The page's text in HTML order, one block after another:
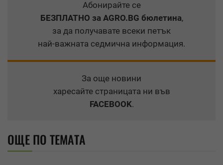
Абонирайте се
БЕЗПЛАТНО за AGRO.BG бюлетина,
за да получавате всеки петък
най-важната седмична информация.
За още новини
харесайте страницата ни във
FACEBOOK.
ОЩЕ ПО ТЕМАТА